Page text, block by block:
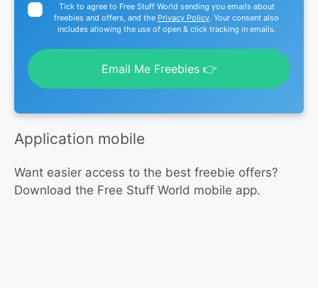
Tick to agree to Free Stuff World sending you emails about
freebies and offers, and the Privacy Policy. Your consent also
includes allowing the use of open & click tracking in emails.
Email Me Freebies 👉
Application mobile
Want easier access to the best freebie offers?
Download the Free Stuff World mobile app.